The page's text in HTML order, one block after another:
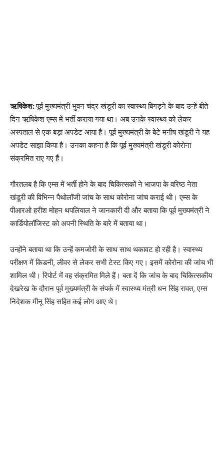
ऋषिकेश:पूर्व मुख्यमंत्री भुवन चंद्र खंडूरी का स्वास्थ्य बिगड़ने के बाद उन्हें बीते
दिन ऋषिकेश एम्स में भर्ती कराया गया था। अब उनके स्वास्थ्य को लेकर
अस्पताल से एक बड़ा अपडेट आया है। पूर्व मुख्यमंत्री के बेटे मनीष खंडूरी ने यह
अपडेट साझा किया है। उनका कहना है कि पूर्व मुख्यमंत्री खंडूरी कोरोना
संक्रमित राए गए हैं।
गौरतलब है कि एम्स में भर्ती होने के बाद चिकित्सकों ने भाजपा के वरिष्ठ नेता
खंडूरी की विभिन्न पैथोलॉजी जांच के साथ कोरोना जांच कराई थी। एम्स के
पीआरओ हरीश मोहन थपलियाल ने जानकारी दी और बताया कि पूर्व मुख्यमंत्री ने
कार्डियोलॉजिस्ट को अपनी स्थिति के बारे में बताया था।
उन्होंने बताया था कि उन्हें कमजोरी के साथ साथ थकावट हो रही है। स्वास्थ्य
परीक्षण में किडनी, लीवर से लेकर सभी टेस्ट किए गए। इसमें कोरोना की जांच भी
शामिल थी। रिपोर्ट में वह संक्रमित मिले हैं। बता दें कि जांच के बाद चिकित्सकीय
देखरेख के दौरान पूर्व मुख्यमंत्री के संपर्क में स्वास्थ्य मंत्री धन सिंह रावत, एम्स
निदेशक मीनू सिंह सहित कई लोग आए थे।